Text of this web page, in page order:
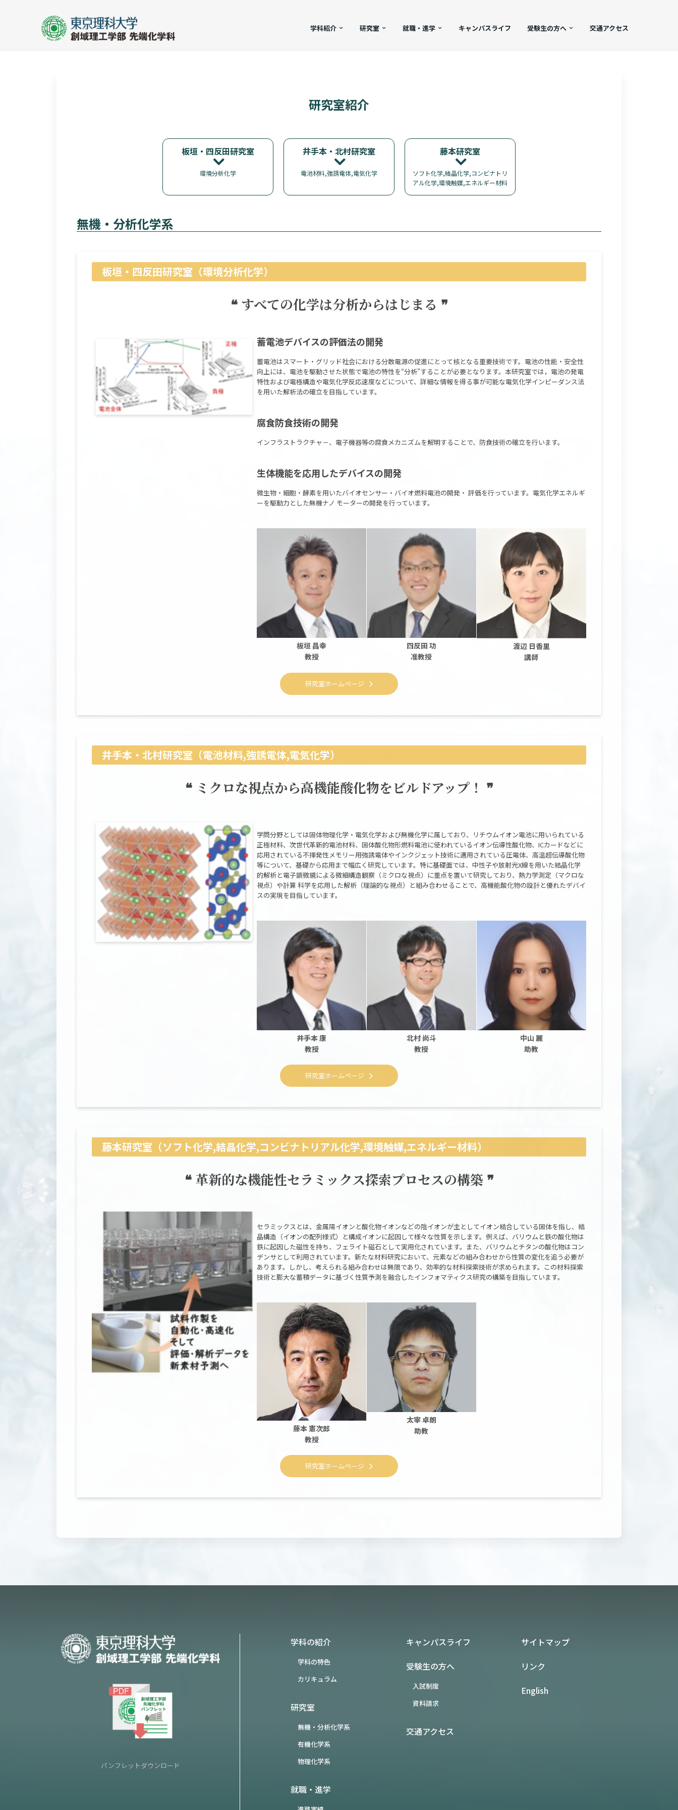
学科紹介 研究室 就職・進学 キャンパスライフ 受験生の方へ 交通アクセス
研究室紹介
板垣・四反田研究室
環境分析化学
井手本・北村研究室
電池材料,強誘電体,電気化学
藤本研究室
ソフト化学,結晶化学,コンビナトリ
アル化学,環境触媒,エネルギー材料
無機・分析化学系
板垣・四反田研究室（環境分析化学）
❝ すべての化学は分析からはじまる ❞
蓄電池デバイスの評価法の開発
蓄電池はスマート・グリッド社会における分散電源の促進にとって核となる重要技術です。電池の性能・安全性
向上には、電池を駆動させた状態で電池の特性を“分析”することが必要となります。本研究室では，電池の発電
特性および電極構造や電気化学反応速度などについて、詳細な情報を得る事が可能な電気化学インピーダンス法
を用いた解析法の確立を目指しています。
腐食防食技術の開発
インフラストラクチャ－、電子機器等の腐食メカニズムを解明することで、防食技術の確立を行います。
生体機能を応用したデバイスの開発
微生物・細胞・酵素を用いたバイオセンサー・バイオ燃料電池の開発・ 評価を行っています。電気化学エネルギ
ーを駆動力とした無機ナノ モーターの開発を行っています。
板垣 昌幸
教授
四反田 功
准教授
渡辺 日香里
講師
研究室ホームページ
井手本・北村研究室（電池材料,強誘電体,電気化学）
❝ ミクロな視点から高機能酸化物をビルドアップ！ ❞
学問分野としては固体物理化学・電気化学および無機化学に属しており、リチウムイオン電池に用いられている
正極材料、次世代革新的電池材料、固体酸化物形燃料電池に使われているイオン伝導性酸化物、ICカードなどに
応用されている不揮発性メモリー用強誘電体やインクジェット技術に適用されている圧電体、高温超伝導酸化物
等について、基礎から応用まで幅広く研究しています。特に基礎面では、中性子や放射光X線を用いた結晶化学
的解析と電子顕微鏡による微細構造観察（ミクロな視点）に重点を置いて研究しており、熱力学測定（マクロな
視点）や計算 科学を応用した解析（理論的な視点）と組み合わせることで、高機能酸化物の設計と優れたデバイ
スの実現を目指しています。
井手本 康
教授
北村 尚斗
教授
中山 麗
助教
研究室ホームページ
藤本研究室（ソフト化学,結晶化学,コンビナトリアル化学,環境触媒,エネルギー材料）
❝ 革新的な機能性セラミックス探索プロセスの構築 ❞
セラミックスとは、金属陽イオンと酸化物イオンなどの陰イオンが主としてイオン結合している固体を指し、結
晶構造（イオンの配列様式）と構成イオンに起因して様々な性質を示します。例えば、バリウムと鉄の酸化物は
鉄に起因した磁性を持ち、フェライト磁石として実用化されています。また、バリウムとチタンの酸化物はコン
デンサとして利用されています。新たな材料研究において、元素などの組み合わせから性質の変化を追う必要が
あります。しかし、考えられる組み合わせは無限であり、効率的な材料探索技術が求められます。この材料探索
技術と膨大な蓄積データに基づく性質予測を融合したインフォマティクス研究の構築を目指しています。
藤本 憲次郎
教授
太宰 卓朗
助教
研究室ホームページ
パンフレットダウンロード
学科の紹介
学科の特色
カリキュラム
研究室
無機・分析化学系
有機化学系
物理化学系
就職・進学
キャンパスライフ
受験生の方へ
入試制度
資料請求
交通アクセス
サイトマップ
リンク
English